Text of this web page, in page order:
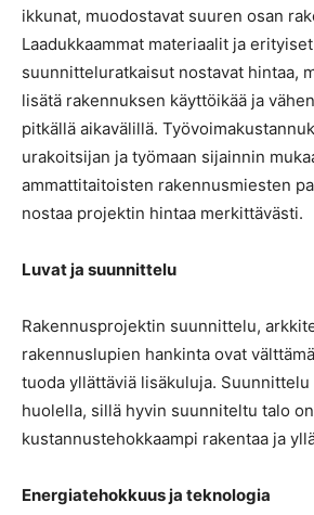
ikkunat, muodostavat suuren osan
Laadukkaammat materiaalit ja erityiset
suunnitteluratkaisut nostavat hintaa,
lisätä rakennuksen käyttöikää ja
pitkällä aikavälillä.
urakoitsijan ja työmaan sijainnin
ammattitaitoisten rakennusmiesten
nostaa projektin hintaa merkittävästi.
Luvat ja suunnittelu
Rakennusprojektin suunnittelu,
rakennuslupien hankinta ovat
tuoda yllättäviä lisäkuluja. Suunnittelu
huolella, sillä hyvin suunniteltu talo on
kustannustehokkaampi rakentaa ja
Energiatehokkuus ja teknologia